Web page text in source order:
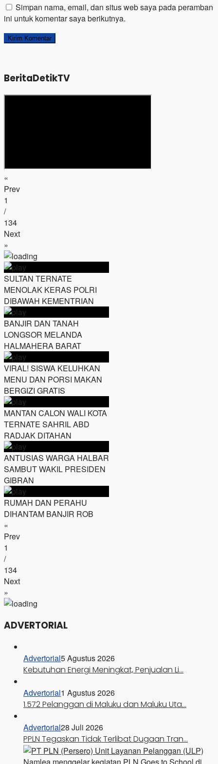
Simpan nama, email, dan situs web saya pada peramban
ini untuk komentar saya berikutnya.
BeritaDetikTV
«
Prev
1
/
134
Next
»
SULTAN TERNATE
MENOLAK KERAS POLRI
DIBAWAH KEMENTRIAN
BANJIR DAN TANAH
LONGSOR MELANDA
HALMAHERA BARAT
VIRAL! SISWA KELUHKAN
MENU DAN PORSI MAKAN
BERGIZI GRATIS
MANTAN CALON WALI KOTA
TERNATE SAHRIL ABD
RADJAK DITAHAN
ANTUSIAS WARGA HALBAR
SAMBUT WAKIL PRESIDEN
GIBRAN
RUMAH DAN PERAHU
DIHANTAM BANJIR ROB
«
Prev
1
/
134
Next
»
ADVERTORIAL
Advertorial5 Agustus 2026
Kebutuhan Energi Meningkat, Penjualan Li…
Advertorial1 Agustus 2026
1.572 Pelanggan di Maluku dan Maluku Uta…
Advertorial28 Juli 2026
PPLN Tegaskan Tidak Terlibat Dugaan Tran…